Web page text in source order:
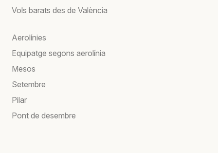
Vols barats des de València
Aerolínies
Equipatge segons aerolínia
Mesos
Setembre
Pilar
Pont de desembre